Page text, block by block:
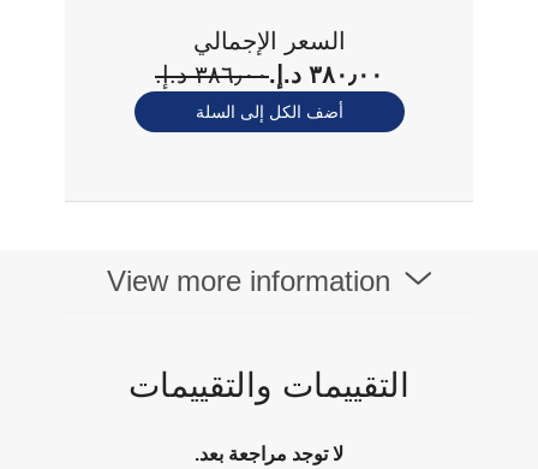
السعر الإجمالي
٣٨٠٫٠٠ د.إ.‏
٣٨٦٫٠٠ د.إ.‏
أضف الكل إلى السلة
View more information
التقييمات والتقييمات
لا توجد مراجعة بعد.